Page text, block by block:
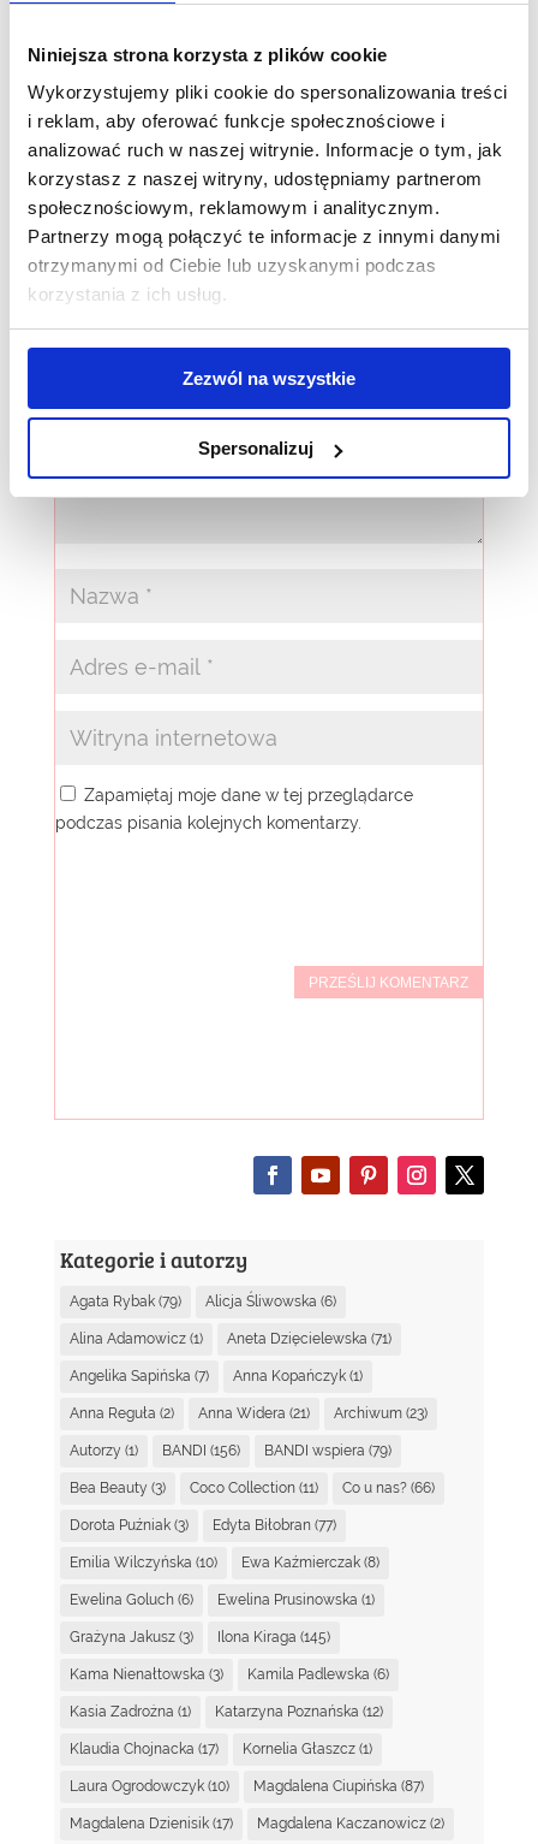
Niniejsza strona korzysta z plików cookie
Wykorzystujemy pliki cookie do spersonalizowania treści
i reklam, aby oferować funkcje społecznościowe i
analizować ruch w naszej witrynie. Informacje o tym, jak
korzystasz z naszej witryny, udostępniamy partnerom
społecznościowym, reklamowym i analitycznym.
Partnerzy mogą połączyć te informacje z innymi danymi
otrzymanymi od Ciebie lub uzyskanymi podczas
korzystania z ich usług.
Zezwól na wszystkie
Spersonalizuj
Ilona Kiraga dnia 17.09.2021 o godz. 10:39
Dziękujemy 🙂
ODPOWIEDZ
Wyślij komentarz
Wymagane pola są oznaczone
Zapamiętaj moje dane w tej przeglądarce
podczas pisania kolejnych komentarzy.
PRZEŚLIJ KOMENTARZ
Kategorie i autorzy
Agata Rybak(79) Alicja Śliwowska (6)
Alina Adamowicz(1) Aneta Dzięcielewska (71)
Angelika Sapińska (7) Anna Kopańczyk(1)
Anna Reguła (2) Anna Widera (21) Archiwum(23)
Autorzy (1) BANDI (156) BANDI wspiera (79)
Bea Beauty (3) Coco Collection(11) Co u nas?(66)
Dorota Puźniak(3) Edyta Biłobran(77)
Emilia Wilczyńska (10) Ewa Kaźmierczak(8)
Ewelina Goluch(6) Ewelina Prusinowska (1)
Grażyna Jakusz(3) Ilona Kiraga (145)
Kama Nienałtowska (3) Kamila Padlewska (6)
Kasia Zadrożna (1) Katarzyna Poznańska (12)
Klaudia Chojnacka (17) Kornelia Głaszcz(1)
Laura Ogrodowczyk(10) Magdalena Ciupińska (87)
Magdalena Dzienisik(17) Magdalena Kaczanowicz(2)